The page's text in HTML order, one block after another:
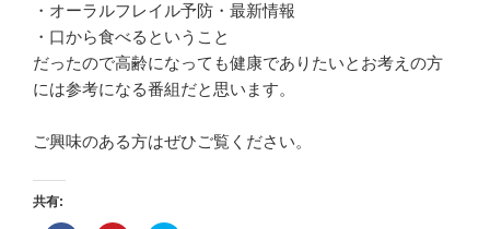
・オーラルフレイル予防・最新情報
・口から食べるということ
だったので高齢になっても健康でありたいとお考えの方
には参考になる番組だと思います。
ご興味のある方はぜひご覧ください。
共有: